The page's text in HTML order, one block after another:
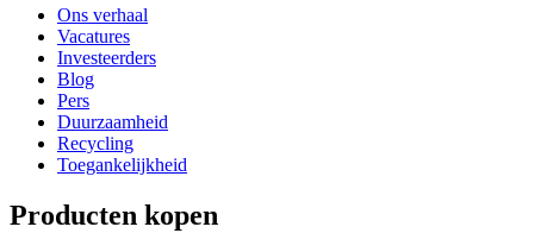
Ons verhaal
Vacatures
Investeerders
Blog
Pers
Duurzaamheid
Recycling
Toegankelijkheid
Producten kopen